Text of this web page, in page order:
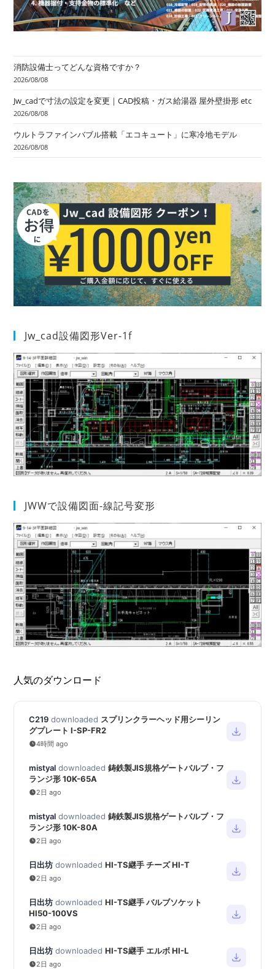
消防設備士ってどんな資格ですか？
2026/08/08
Jw_cadで寸法の設定を変更｜CAD投稿・ガス給湯器 屋外壁掛形 etc
2026/08/08
ウルトラファインバブル搭載「エコキュート」に寒冷地モデル
2026/08/08
Jw_cad設備図形Ver-1f
JWWで設備図面-線記号変形
人気のダウンロード
C219 downloaded スプリンクラーヘッド用シーリン
グプレート I-SP-FR2
4時間 ago
mistyal downloaded 鋳鉄製JIS規格ゲートバルブ・フ
ランジ形 10K-65A
2日 ago
mistyal downloaded 鋳鉄製JIS規格ゲートバルブ・フ
ランジ形 10K-80A
2日 ago
日出坊 downloaded HI-TS継手 チーズ HI-T
2日 ago
日出坊 downloaded HI-TS継手 バルブソケット
HI50-100VS
2日 ago
日出坊 downloaded HI-TS継手 エルボ HI-L
2日 ago